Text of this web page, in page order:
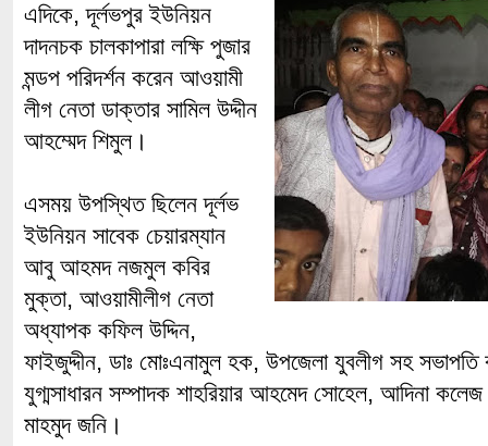
এদিকে, দূর্লভপুর ইউনিয়ন
দাদনচক চালকাপারা লক্ষি পুজার
মন্ডপ পরিদর্শন করেন আওয়ামী
লীগ নেতা ডাক্তার সামিল উদ্দীন
আহম্মেদ শিমুল।
এসময় উপস্থিত ছিলেন দূর্লভ
ইউনিয়ন সাবেক চেয়ারম্যান
আবু আহমদ নজমুল কবির
মুক্তা, আওয়ামীলীগ নেতা
অধ্যাপক কফিল উদ্দিন,
ফাইজুদ্দীন, ডাঃ মোঃএনামুল হক, উপজেলা যুবলীগ সহ
যুগ্মসাধারন সম্পাদক শাহরিয়ার আহমেদ সোহেল, আদিনা
মাহমুদ জনি।